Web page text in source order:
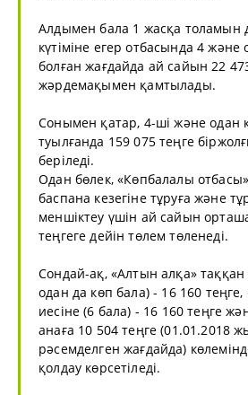
Алдымен бала 1 жасқа толамын
күтіміне егер отбасында 4 және
болған жағдайда ай сайын 22
жәрдемақымен қамтылады.
Сонымен қатар, 4-ші және одан
туылғанда 159 075 теңге
беріледі.
Одан бөлек, «Көпбалалы
баспана кезегіне тұруға және
меншіктеу үшін ай сайын
теңгеге дейін төлем төленеді.
Сондай-ақ, «Алтын алқа»
одан да көп бала) - 16 160 теңге,
иесіне (6 бала) - 16 160 теңге
анаға 10 504 теңге (01.01.2018
рәсемделген жағдайда)
қолдау көрсетіледі.